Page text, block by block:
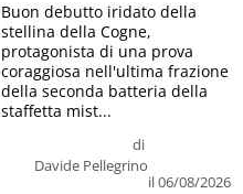
di
Davide Pellegrino
il 06/08/2026
Buon debutto iridato della
stellina della Cogne,
protagonista di una prova
coraggiosa nell'ultima frazione
della seconda batteria della
staffetta mist...